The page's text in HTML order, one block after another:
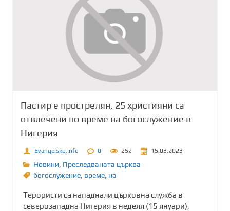
Пастир e прострелян, 25 християни са
отвлечени по време на богослужение в
Нигерия
Evangelsko.info 0 252 15.03.2023
Новини Преследваната църква
богослужение време на
Терористи са нападнали църковна служба в
северозападна Нигерия в неделя (15 януари),